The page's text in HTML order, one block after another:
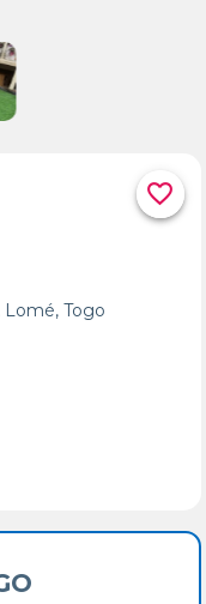
favorite_border
Togo